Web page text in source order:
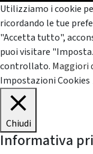
Utilizziamo i cookie
ricordando le tue
"Accetta tutto",
puoi visitare
controllato. Maggiori
Impostazioni Cookies
Chiudi
Informativa